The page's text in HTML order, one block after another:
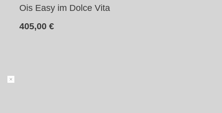
Ois Easy im Dolce Vita
405,00 €